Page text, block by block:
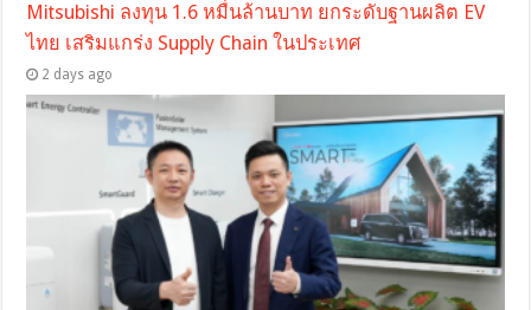
Mitsubishi ลงทุน 1.6 หมื่นล้านบาท ยกระดับฐานผลิต EV
ไทย เสริมแกร่ง Supply Chain ในประเทศ
2 days ago